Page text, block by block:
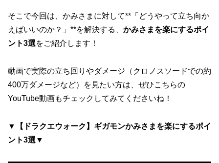
そこで今回は、かみさまに対して**「どうやって立ち向か
えばいいのか？」**を解決する、 かみさまを楽にするポイ
ント3選をご紹介します！
動画で実際の立ち回りやダメージ（クロノスソードでの約
400万ダメージなど）を見たい方は、ぜひこちらの
YouTube動画もチェックしてみてくださいね！
▼【ドラクエウォーク】ギガモンかみさまを楽にするポイ
ント3選▼